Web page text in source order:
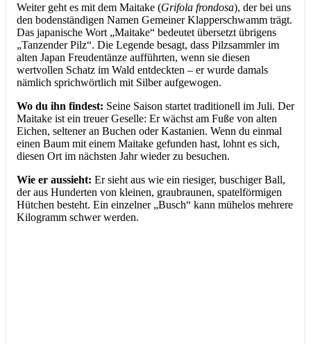
Weiter geht es mit dem Maitake (Grifola frondosa), der bei uns
den bodenständigen Namen Gemeiner Klapperschwamm trägt.
Das japanische Wort „Maitake“ bedeutet übersetzt übrigens
„Tanzender Pilz“. Die Legende besagt, dass Pilzsammler im
alten Japan Freudentänze aufführten, wenn sie diesen
wertvollen Schatz im Wald entdeckten – er wurde damals
nämlich sprichwörtlich mit Silber aufgewogen.
Wo du ihn findest: Seine Saison startet traditionell im Juli. Der
Maitake ist ein treuer Geselle: Er wächst am Fuße von alten
Eichen, seltener an Buchen oder Kastanien. Wenn du einmal
einen Baum mit einem Maitake gefunden hast, lohnt es sich,
diesen Ort im nächsten Jahr wieder zu besuchen.
Wie er aussieht: Er sieht aus wie ein riesiger, buschiger Ball,
der aus Hunderten von kleinen, graubraunen, spatelförmigen
Hütchen besteht. Ein einzelner „Busch“ kann mühelos mehrere
Kilogramm schwer werden.